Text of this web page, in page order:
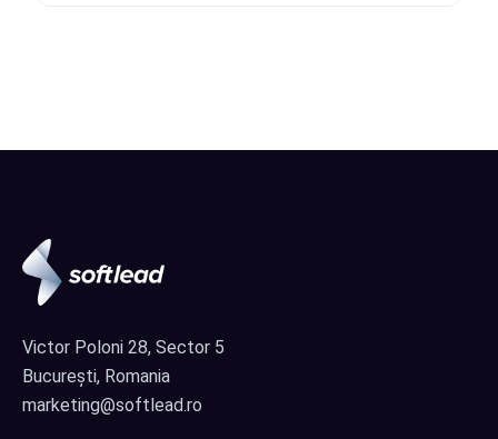
Victor Poloni 28, Sector 5
București, Romania
marketing@softlead.ro